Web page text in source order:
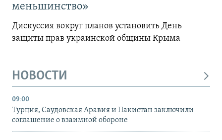
меньшинство»
Дискуссия вокруг планов установить День
защиты прав украинской общины Крыма
НОВОСТИ
09:00
Турция, Саудовская Аравия и Пакистан заключили
соглашение о взаимной обороне